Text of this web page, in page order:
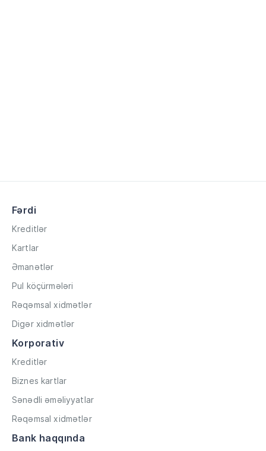
Fərdi
Kreditlər
Kartlar
Əmanətlər
Pul köçürmələri
Rəqəmsal xidmətlər
Digər xidmətlər
Korporativ
Kreditlər
Biznes kartlar
Sənədli əməliyyatlar
Rəqəmsal xidmətlər
Bank haqqında